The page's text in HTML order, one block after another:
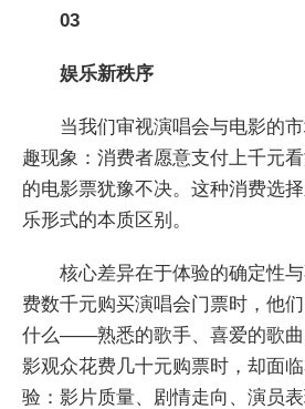
03
娱乐新秩序
当我们审视演唱会与电影的
趣现象：消费者愿意支付上千元
的电影票犹豫不决。这种消费选
乐形式的本质区别。
核心差异在于体验的确定性
费数千元购买演唱会门票时，他
什么——熟悉的歌手、喜爱的歌曲
影观众花费几十元购票时，却面
验：影片质量、剧情走向、演员表